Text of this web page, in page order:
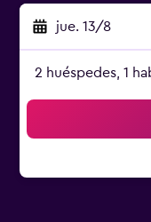
jue. 13/8
2 huéspedes, 1